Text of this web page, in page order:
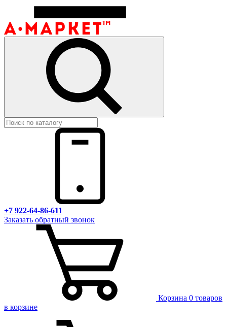
+7 922-64-86-611
Заказать обратный звонок
Корзина 0 товаров
в корзине